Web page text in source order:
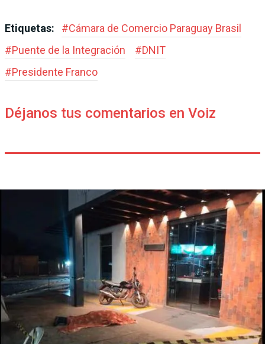
Etiquetas: #Cámara de Comercio Paraguay Brasil
#Puente de la Integración #DNIT
#Presidente Franco
Déjanos tus comentarios en Voiz